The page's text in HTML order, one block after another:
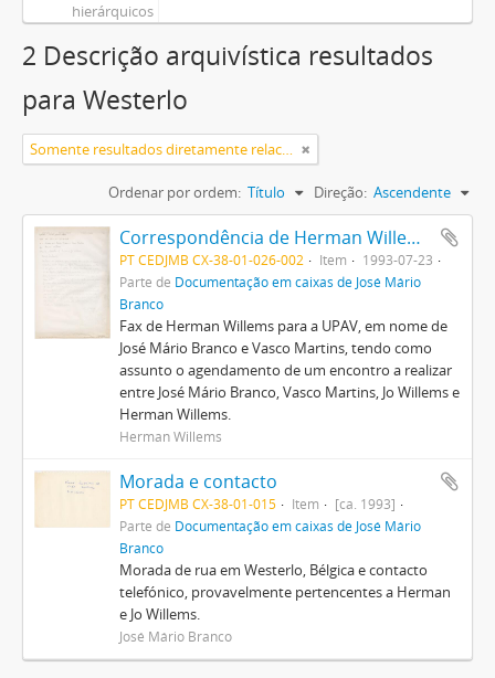
hierárquicos
2 Descrição arquivística resultados
para Westerlo
Somente resultados diretamente relacionados
Ordenar por ordem: Título Direção: Ascendente
Correspondência de Herman Willems para a UPAV (José Mário Branco e Vasco Martins)
PT CEDJMB CX-38-01-026-002 Item
1993-07-23
Parte de Documentação em caixas de José Mário
Branco
Fax de Herman Willems para a UPAV, em nome de
José Mário Branco e Vasco Martins, tendo como
assunto o agendamento de um encontro a realizar
entre José Mário Branco, Vasco Martins, Jo Willems e
Herman Willems.
Herman Willems
Morada e contacto
PT CEDJMB CX-38-01-015 Item
[ca. 1993]
Parte de Documentação em caixas de José Mário
Branco
Morada de rua em Westerlo, Bélgica e contacto
telefónico, provavelmente pertencentes a Herman
e Jo Willems.
José Mário Branco